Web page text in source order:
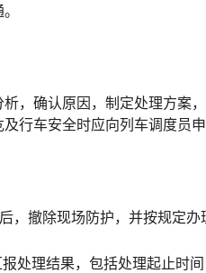
，确认原因，制定处理方案
行车安全时应向列车调度员
，撤除现场防护，并按规定办
处理结果，包括处理起止时